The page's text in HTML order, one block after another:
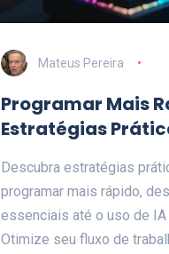
Mateus Pereira
Programar Mais
Estratégias
Descubra estratégias
programar mais rápido,
essenciais até o uso de IA
Otimize seu fluxo de